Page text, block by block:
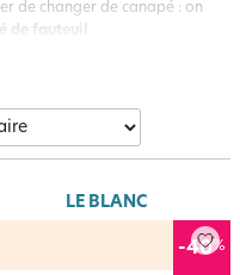
de changer de canapé : on
de fauteuil
en patchwork, tissé
sont lavables en machines pou
LE BLANC
-40%